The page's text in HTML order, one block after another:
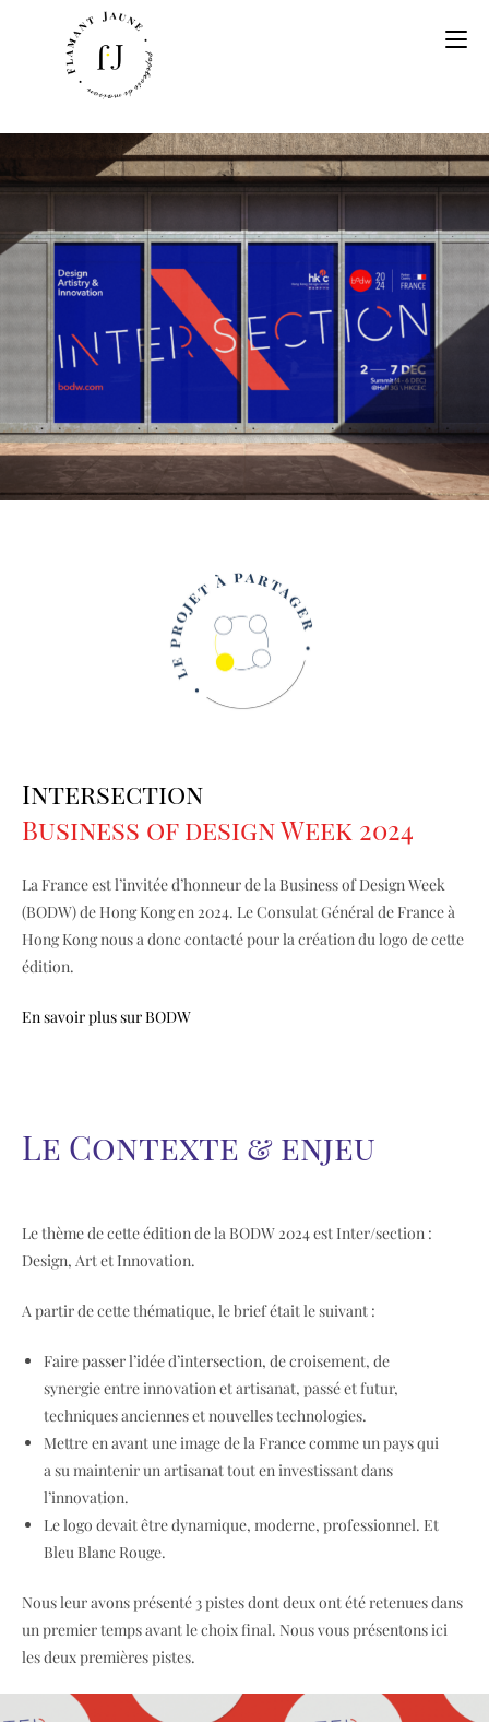
Intersection
Business of design Week 2024
La France est l’invitée d’honneur de la Business of Design Week
(BODW) de Hong Kong en 2024. Le Consulat Général de France à
Hong Kong nous a donc contacté pour la création du logo de cette
édition.
En savoir plus sur BODW
Le Contexte & enjeu
Le thème de cette édition de la BODW 2024 est Inter/section :
Design, Art et Innovation.
A partir de cette thématique, le brief était le suivant :
Faire passer l’idée d’intersection, de croisement, de
synergie entre innovation et artisanat, passé et futur,
techniques anciennes et nouvelles technologies.
Mettre en avant une image de la France comme un pays qui
a su maintenir un artisanat tout en investissant dans
l’innovation.
Le logo devait être dynamique, moderne, professionnel. Et
Bleu Blanc Rouge.
Nous leur avons présenté 3 pistes dont deux ont été retenues dans
un premier temps avant le choix final. Nous vous présentons ici
les deux premières pistes.